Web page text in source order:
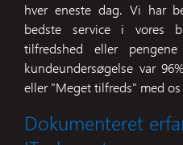
hver eneste dag. Vi har
bedste service i vores
tilfredshed eller
kundeundersøgelse var
eller "Meget tilfreds" med os
Dokumenteret